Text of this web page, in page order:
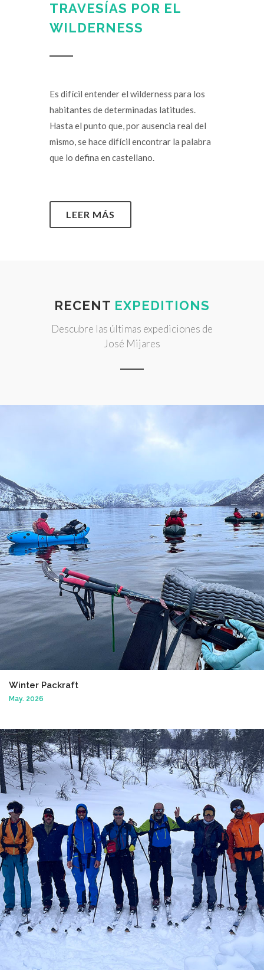
TRAVESÍAS POR EL
WILDERNESS
Es difícil entender el wilderness para los
habitantes de determinadas latitudes.
Hasta el punto que, por ausencia real del
mismo, se hace difícil encontrar la palabra
que lo defina en castellano.
LEER MÁS
RECENT EXPEDITIONS
Descubre las últimas expediciones de
José Mijares
Winter Packraft
May. 2026